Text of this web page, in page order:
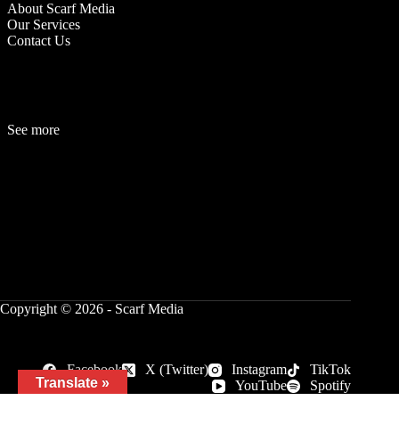
About Scarf Media
Our Services
Contact Us
See more
Copyright © 2026 - Scarf Media
Facebook X (Twitter) Instagram
TikTok
YouTube
Spotify
Translate »